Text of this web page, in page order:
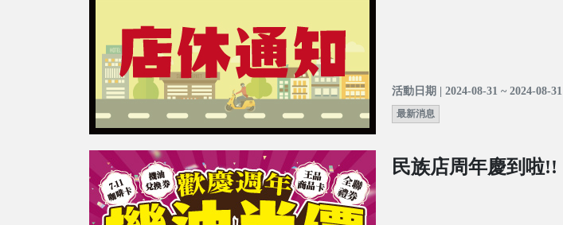
活動日期 | 2024-08-31 ~ 2024-08-31
最新消息
民族店周年慶到啦!!